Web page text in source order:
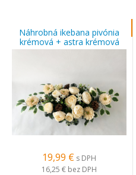
Náhrobná ikebana pivónia
krémová + astra krémová
19,99 € s DPH
16,25 € bez DPH